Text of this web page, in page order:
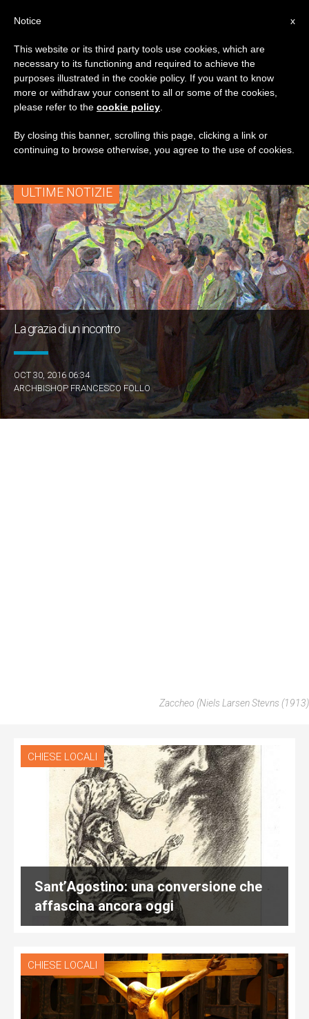
TAG
Posts Tagged ‘padri
Della Chiesa’
ULTIME NOTIZIE
La grazia di un incontro
OCT 30, 2016 06:34
ARCHBISHOP FRANCESCO FOLLO
Zaccheo (Niels Larsen Stevns (1913)
CHIESE LOCALI
Sant’Agostino: una conversione che
affascina ancora oggi
CHIESE LOCALI
x
Notice
This website or its third party tools use cookies, which are
necessary to its functioning and required to achieve the
purposes illustrated in the cookie policy. If you want to know
more or withdraw your consent to all or some of the cookies,
please refer to the cookie policy
By closing this banner, scrolling this page, clicking a link or
continuing to browse otherwise, you agree to the use of cookies.